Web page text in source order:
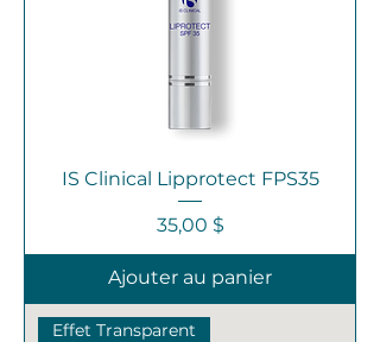
IS Clinical Lipprotect FPS35
Prix
35,00 $
Ajouter au panier
Effet Transparent